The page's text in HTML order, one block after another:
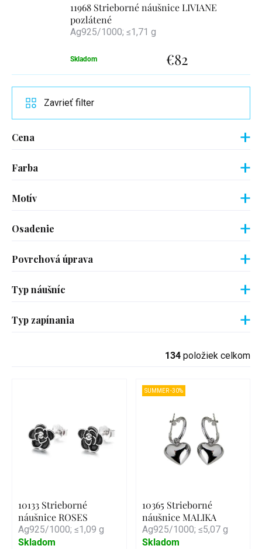
11968 Strieborné náušnice LIVIANE
pozlátené
Ag925/1000; ≤1,71 g
Skladom €82
134 položiek celkom
Zavrieť filter
Cena
Farba
Motív
Osadenie
Povrchová úprava
Typ náušníc
Typ zapínania
10133 Strieborné
náušnice ROSES
Ag925/1000; ≤1,09 g
Skladom
SUMMER -30%
10365 Strieborné
náušnice MALIKA
Ag925/1000; ≤5,07 g
Skladom